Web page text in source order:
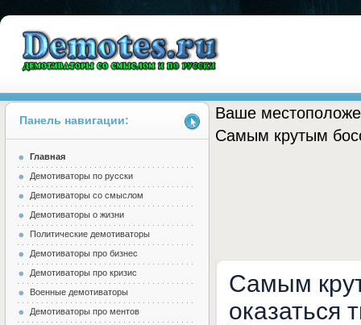
Demotes.ru
Ваше
Самым крутым
Самым
оказаться
Панель навигации:
Главная
Демотиваторы по русски
Демотиваторы со смыслом
Демотиваторы о жизни
Политические демотиваторы
Демотиваторы про бизнес
Демотиваторы про кризис
Военные демотиваторы
Демотиваторы про ментов